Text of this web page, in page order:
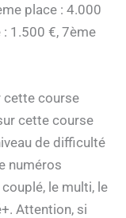
place : 4.000
1.500 €, 7ème
cette course
cette course
de difficulté
numéros
le multi, le
Attention, si